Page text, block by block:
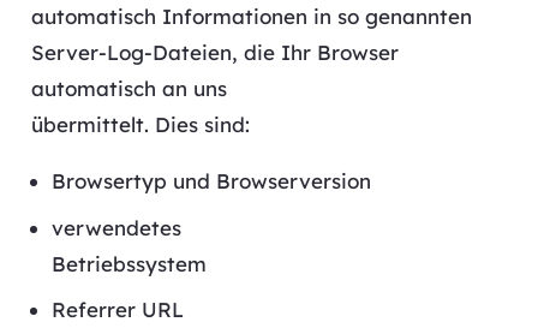
automatisch Informationen in so genannten
Server-Log-Dateien, die Ihr Browser
automatisch an uns
übermittelt. Dies sind:
Browsertyp und Browserversion
verwendetes
Betriebssystem
Referrer URL